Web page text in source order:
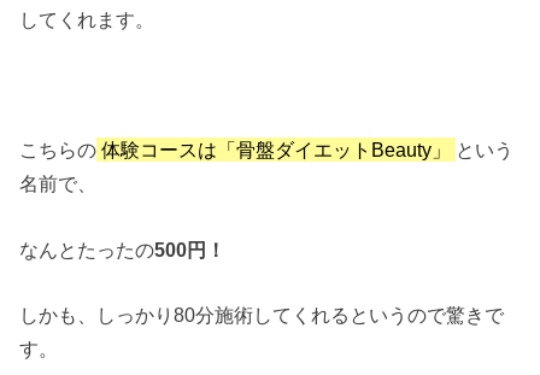
してくれます。
こちらの 体験コースは「骨盤ダイエットBeauty」 という
名前で、
なんとたったの500円！
しかも、しっかり80分施術してくれるというので驚きで
す。